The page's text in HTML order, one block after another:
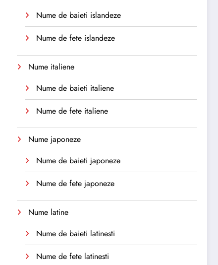
Nume de baieti islandeze
Nume de fete islandeze
Nume italiene
Nume de baieti italiene
Nume de fete italiene
Nume japoneze
Nume de baieti japoneze
Nume de fete japoneze
Nume latine
Nume de baieti latinesti
Nume de fete latinesti